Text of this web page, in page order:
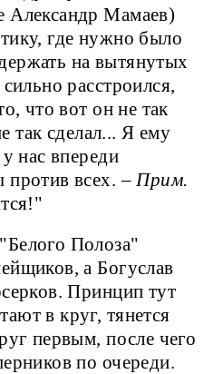
Александр Мамаев)
где нужно было
на вытянутых
расстроился,
что вот он не так
так сделал... Я ему
нас впереди
против всех. – Прим.
Полоза"
а Богуслав
Принцип тут
в круг, тянется
первым, после чего
по очереди.